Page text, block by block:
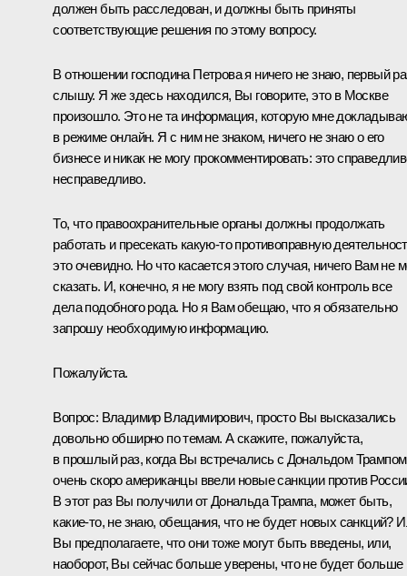
должен быть расследован, и должны быть приняты
соответствующие решения по этому вопросу.
В отношении господина Петрова я ничего не знаю, первый
слышу. Я же здесь находился, Вы говорите, это в Москве
произошло. Это не та информация, которую мне
в режиме онлайн. Я с ним не знаком, ничего не знаю о его
бизнесе и никак не могу прокомментировать: это
несправедливо.
То, что правоохранительные органы должны продолжать
работать и пресекать какую‑то противоправную
это очевидно. Но что касается этого случая, ничего Вам не
сказать. И, конечно, я не могу взять под свой контроль все
дела подобного рода. Но я Вам обещаю, что я обязательно
запрошу необходимую информацию.
Пожалуйста.
Вопрос: Владимир Владимирович, просто Вы высказались
довольно обширно по темам. А скажите, пожалуйста,
в прошлый раз, когда Вы встречались с Дональдом
очень скоро американцы ввели новые санкции против
В этот раз Вы получили от Дональда Трампа, может быть,
какие‑то, не знаю, обещания, что не будет новых санкций?
Вы предполагаете, что они тоже могут быть введены, или,
наоборот, Вы сейчас больше уверены, что не будет больше